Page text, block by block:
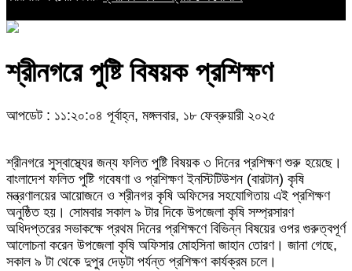
শ্রীনগরে পুষ্টি বিষয়ক প্রশিক্ষণ
আপডেট : ১১:২০:০৪ পূর্বাহ্ন, মঙ্গলবার, ১৮ ফেব্রুয়ারী ২০২৫
শ্রীনগরে সুস্বাস্থ্যের জন্য ফলিত পুষ্টি বিষয়ক ৩ দিনের প্রশিক্ষণ শুরু হয়েছে।
বাংলাদেশ ফলিত পুষ্টি গবেষণা ও প্রশিক্ষণ ইনস্টিটিউশন (বারটান) কৃষি
মন্ত্রণালয়ের আয়োজনে ও শ্রীনগর কৃষি অফিসের সহযোগিতায় এই প্রশিক্ষণ
অনুষ্ঠিত হয়। সোমবার সকাল ৯ টার দিকে উপজেলা কৃষি সম্প্রসারণ
অধিদপ্তরের সভাকক্ষে প্রথম দিনের প্রশিক্ষণে বিভিন্ন বিষয়ের ওপর গুরুত্বপূর্ণ
আলোচনা করেন উপজেলা কৃষি অফিসার মোহসিনা জাহান তোরণ। জানা গেছে,
সকাল ৯ টা থেকে দুপুর দেড়টা পর্যন্ত প্রশিক্ষণ কার্যক্রম চলে।